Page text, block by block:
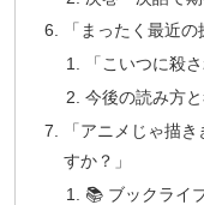
「まったく最近
「こいつに殺
今後の読み方
「アニメじゃ描
すか？」
📚 ブックライ